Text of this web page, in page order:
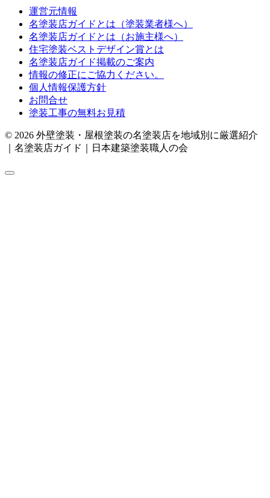
運営元情報
名塗装店ガイドとは（塗装業者様へ）
名塗装店ガイドとは（お施主様へ）
住宅塗装ベストデザイン賞とは
名塗装店ガイド掲載のご案内
情報の修正にご協力ください。
個人情報保護方針
お問合せ
塗装工事の無料お見積
© 2026 外壁塗装・屋根塗装の名塗装店を地域別に厳選紹介
｜名塗装店ガイド｜日本建築塗装職人の会